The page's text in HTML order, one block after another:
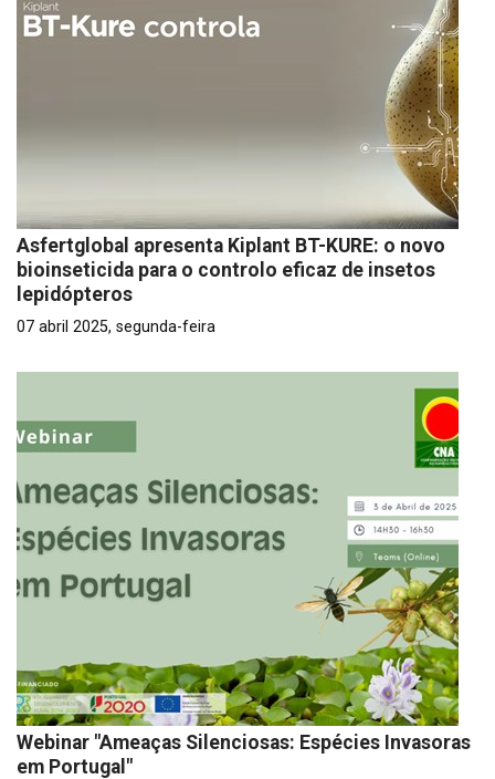
Asfertglobal apresenta Kiplant BT-KURE: o novo
bioinseticida para o controlo eficaz de insetos
lepidópteros
07 abril 2025, segunda-feira
Webinar "Ameaças Silenciosas: Espécies Invasoras
em Portugal"